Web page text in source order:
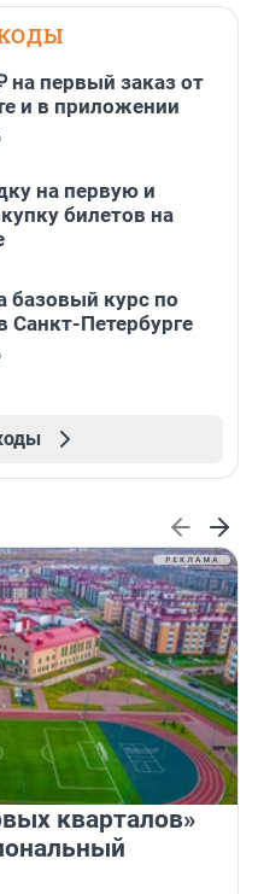
на первый заказ от
и в приложении
на первую и
билетов на
базовый курс по
Санкт-Петербурге
кварталов»